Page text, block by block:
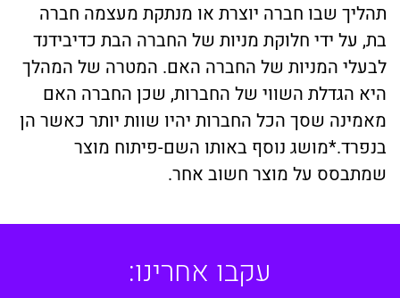
תהליך שבו חברה יוצרת או מנתקת מעצמה חברה
בת, על ידי חלוקת מניות של החברה הבת כדיבידנד
לבעלי המניות של החברה האם. המטרה של המהלך
היא הגדלת השווי של החברות, שכן החברה האם
מאמינה שסך הכל החברות יהיו שוות יותר כאשר הן
בנפרד.*מושג נוסף באותו השם-פיתוח מוצר
שמתבסס על מוצר חשוב אחר.
עקבו אחרינו: